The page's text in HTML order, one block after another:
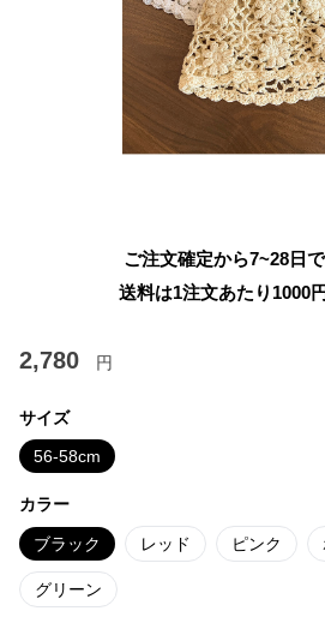
ご注文確定から7~28日
送料は1注文あたり 1000
2,780 円
サイズ
56-58cm
カラー
ブラック レッド ピンク
グリーン